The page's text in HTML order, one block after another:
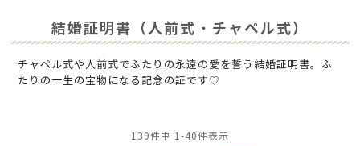
結婚証明書（人前式・チャペル式）
チャペル式や人前式でふたりの永遠の愛を誓う結婚証明書。ふ
たりの一生の宝物になる記念の証です♡
139件中 1 -40件表示